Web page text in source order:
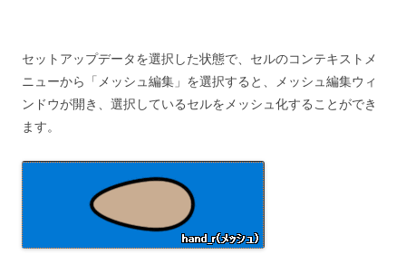
セットアップデータを選択した状態で、セルのコンテキストメ
ニューから「メッシュ編集」を選択すると、メッシュ編集ウィ
ンドウが開き、選択しているセルをメッシュ化することができ
ます。